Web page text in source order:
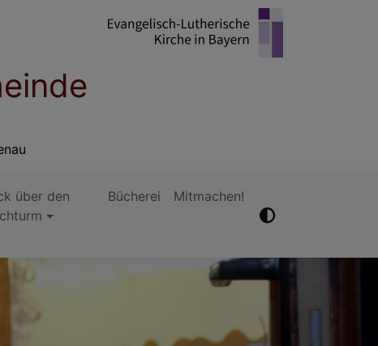
über den
Bücherei Mitmachen!